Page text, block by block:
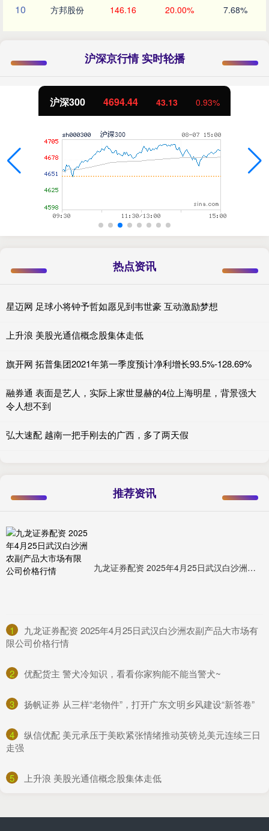
10 方邦股份 146.16 20.00% 7.68%
沪深京行情 实时轮播
沪深300 4694.44 43.13 0.93%
热点资讯
星迈网 足球小将钟予哲如愿见到韦世豪 互动激励梦想
上升浪 美股光通信概念股集体走低
旗开网 拓普集团2021年第一季度预计净利增长93.5%-128.69%
融券通 表面是艺人，实际上家世显赫的4位上海明星，背景强大
令人想不到
弘大速配 越南一把手刚去的广西，多了两天假
推荐资讯
九龙证券配资 2025年4月25日武汉白沙洲农副产品大市场有限公司价格行情
1
​九龙证券配资 2025年4月25日武汉白沙洲农副产品大市场有
限公司价格行情
2 ​优配货主 警犬冷知识，看看你家狗能不能当警犬~
3 ​扬帆证券 从三样“老物件”，打开广东文明乡风建设“新答卷”
4
​纵信优配 美元承压于美欧紧张情绪推动英镑兑美元连续三日
走强
5 ​上升浪 美股光通信概念股集体走低